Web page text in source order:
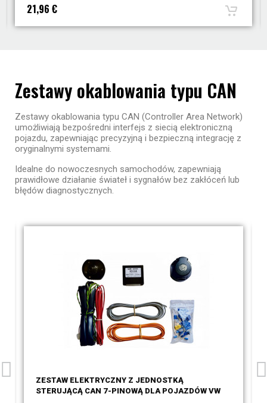
21,96 €
Zestawy okablowania typu CAN
Zestawy okablowania typu CAN (Controller Area Network)
umożliwiają bezpośredni interfejs z siecią elektroniczną
pojazdu, zapewniając precyzyjną i bezpieczną integrację z
oryginalnymi systemami.
Idealne do nowoczesnych samochodów, zapewniają
prawidłowe działanie świateł i sygnałów bez zakłóceń lub
błędów diagnostycznych.
ZESTAW ELEKTRYCZNY Z JEDNOSTKĄ
STERUJĄCĄ CAN 7-PINOWĄ DLA POJAZDÓW VW